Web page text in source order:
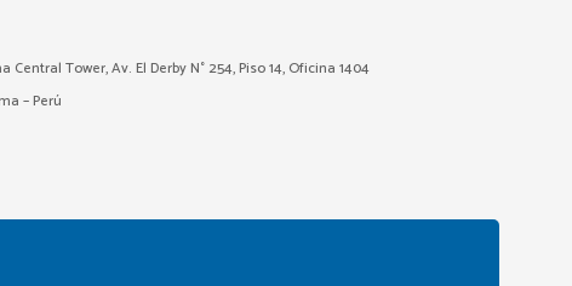
Central Tower, Av. El Derby N° 254, Piso 14, Oficina 1404
– Perú